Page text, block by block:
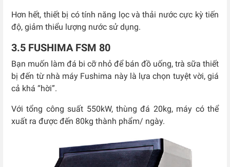
Hơn hết, thiết bị có tính năng lọc và thải nước cực kỳ tiến
độ, giảm thiểu lượng nước sử dụng.
3.5 FUSHIMA FSM 80
Bạn muốn làm đá bi cỡ nhỏ để bán đồ uống, trà sữa thiết
bị đến từ nhà máy Fushima này là lựa chọn tuyệt vời, giá
cả khá “hời”.
Với tổng công suất 550kW, thùng đá 20kg, máy có thể
xuất ra được đến 80kg thành phẩm/ ngày.